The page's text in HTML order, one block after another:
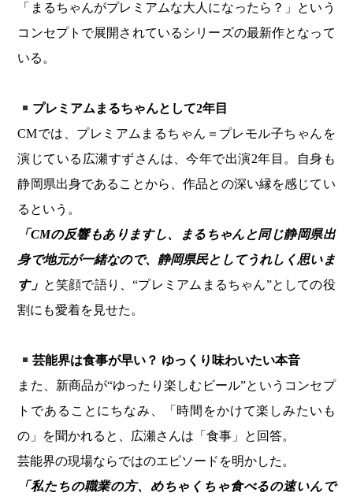
「まるちゃんがプレミアムな大人になったら？」という
コンセプトで展開されているシリーズの最新作となって
いる。
プレミアムまるちゃんとして2年目
CMでは、プレミアムまるちゃん＝プレモル子ちゃんを
演じている広瀬すずさんは、今年で出演2年目。自身も
静岡県出身であることから、作品との深い縁を感じてい
るという。
「CMの反響もありますし、まるちゃんと同じ静岡県出
身で地元が一緒なので、静岡県民としてうれしく思いま
す」 と笑顔で語り、“プレミアムまるちゃん”としての役
割にも愛着を見せた。
芸能界は食事が早い？ ゆっくり味わいたい本音
また、新商品が“ゆったり楽しむビール”というコンセプ
トであることにちなみ、「時間をかけて楽しみたいも
の」を聞かれると、広瀬さんは「食事」と回答。
芸能界の現場ならではのエピソードを明かした。
「私たちの職業の方、めちゃくちゃ食べるの速いんで